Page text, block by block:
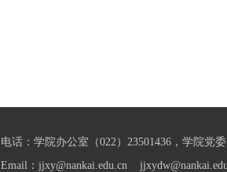
电话：学院办公室（022）23501436，学院党
Email：jjxy@nankai.edu.cn